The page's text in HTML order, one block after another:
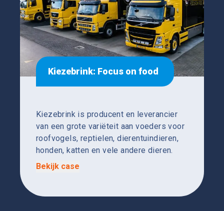
Kiezebrink: Focus on food
Kiezebrink is producent en leverancier
van een grote variëteit aan voeders voor
roofvogels, reptielen, dierentuindieren,
honden, katten en vele andere dieren.
Bekijk case